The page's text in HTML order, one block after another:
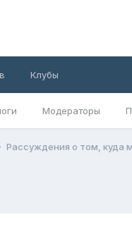
Модераторы
Клубы
Рассуждения о том, куда